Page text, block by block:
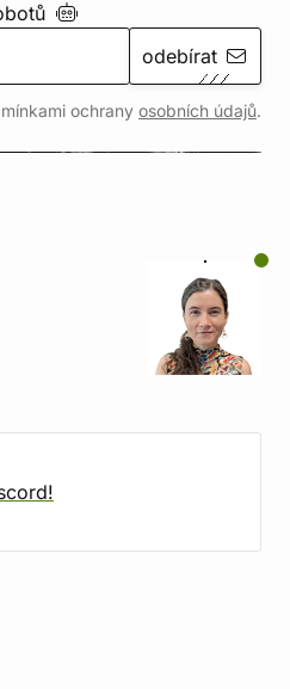
odebírat
ochrany osobních údajů.